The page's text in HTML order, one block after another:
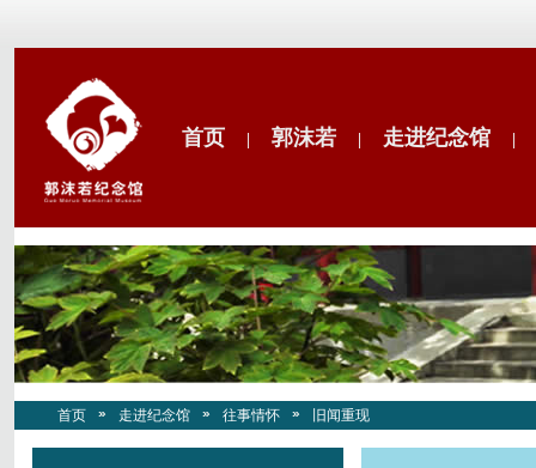
首页 郭沫若 走进纪念馆
首页 走进纪念馆 往事情怀 旧闻重现